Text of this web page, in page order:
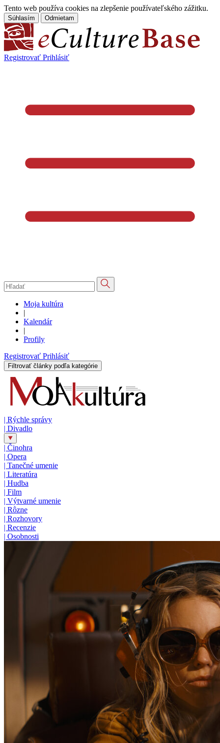
Tento web používa cookies na zlepšenie používateľského zážitku.
Súhlasím Odmietam
Registrovať Prihlásiť
Moja kultúra
|
Kalendár
|
Profily
Registrovať Prihlásiť
Filtrovať články podľa kategórie
| Rýchle správy
| Divadlo
| Činohra
| Opera
| Tanečné umenie
| Literatúra
| Hudba
| Film
| Výtvarné umenie
| Rôzne
| Rozhovory
| Recenzie
| Osobnosti